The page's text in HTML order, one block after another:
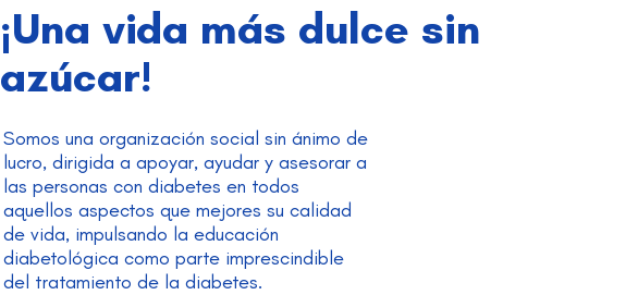
¡Una vida más dulce sin
azúcar!
Somos una organización social sin ánimo de
lucro, dirigida a apoyar, ayudar y asesorar a
las personas con diabetes en todos
aquellos aspectos que mejores su calidad
de vida, impulsando la educación
diabetológica como parte imprescindible
del tratamiento de la diabetes.